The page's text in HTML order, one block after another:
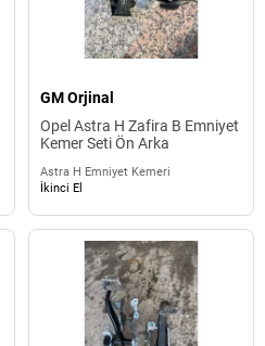
GM Orjinal
Opel Astra H Zafira B Emniyet
Kemer Seti Ön Arka
Astra H Emniyet Kemeri
İkinci El